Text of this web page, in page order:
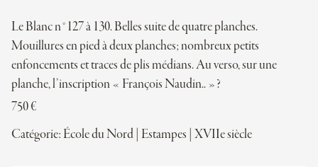
Le Blanc n°127 à 130. Belles suite de quatre planches.
Mouillures en pied à deux planches; nombreux petits
enfoncements et traces de plis médians. Au verso, sur une
planche, l’inscription « François Naudin.. »?
750€
Catégorie: École du Nord Estampes XVIIe siècle